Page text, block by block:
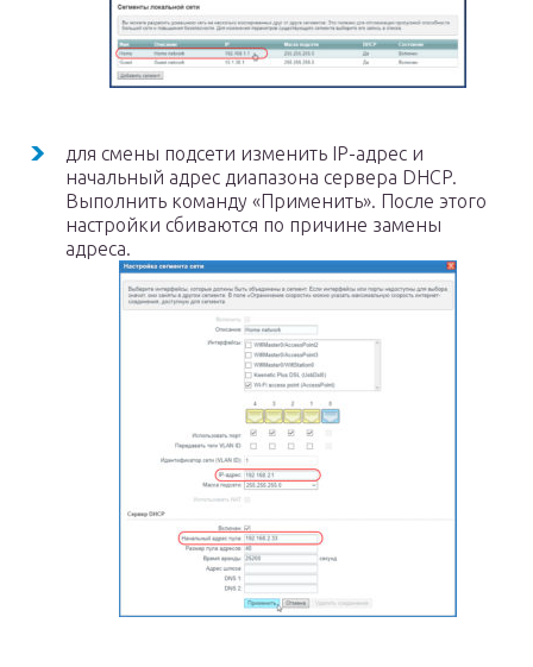
для смены подсети изменить IP-адрес и
начальный адрес диапазона сервера DHCP.
Выполнить команду «Применить». После этого
настройки сбиваются по причине замены
адреса.